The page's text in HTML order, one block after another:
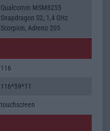
Qualcomm MSM8255
Snapdragon S2, 1,4 GHz
Scorpion, Adreno 205
116
116*59*11
touchscreen